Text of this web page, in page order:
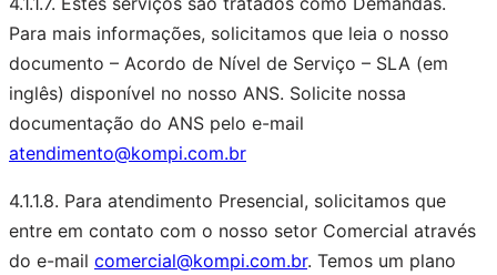
Para mais informações, solicitamos que leia o nosso
documento – Acordo de Nível de Serviço – SLA (em
inglês) disponível no nosso ANS. Solicite nossa
documentação do ANS pelo e-mail
atendimento@kompi.com.br
4.1.1.8. Para atendimento Presencial, solicitamos que
entre em contato com o nosso setor Comercial através
do e-mail comercial@kompi.com.br. Temos um plano